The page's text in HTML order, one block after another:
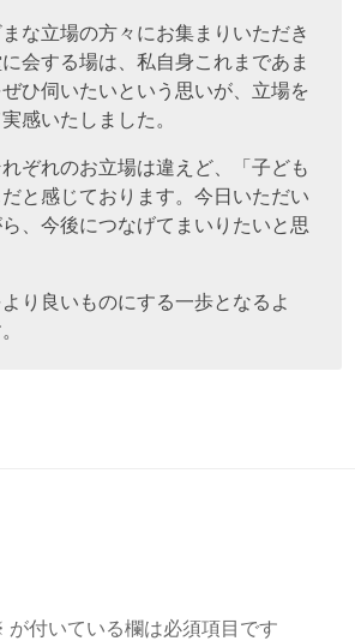
な立場の方々にお集まりいただき
会する場は、私自身これまであま
ひ伺いたいという思いが、立場を
感いたしました。
ぞれのお立場は違えど、「子ども
と感じております。今日いただい
、今後につなげてまいりたいと思
り良いものにする一歩となるよ
が付いている欄は必須項目です